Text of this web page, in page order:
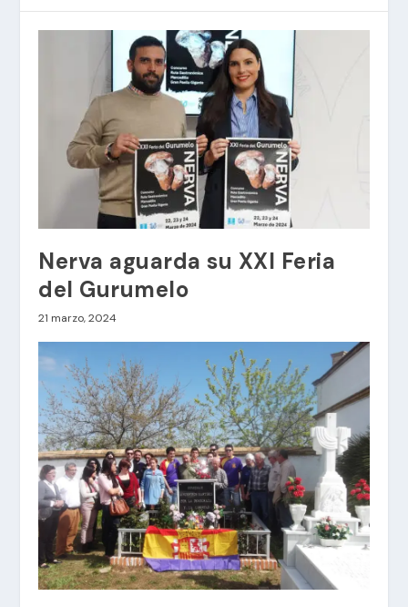
Nerva aguarda su XXI Feria
del Gurumelo
21 marzo, 2024